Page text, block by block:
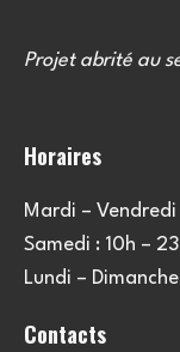
Projet abrité au
Horaires
Mardi – Vendredi
Samedi : 10h –
Lundi –
Contacts